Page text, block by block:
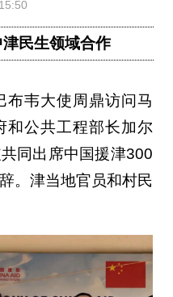
民生领域合作
布韦大使周鼎访问马
和公共工程部长加尔
同出席中国援津300
。津当地官员和村民